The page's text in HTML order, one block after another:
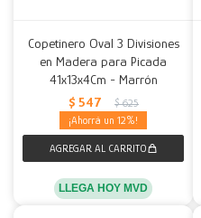
Copetinero Oval 3 Divisiones
en Madera para Picada
41x13x4Cm - Marrón
$ 547 $ 625
12
LLEGA HOY MVD